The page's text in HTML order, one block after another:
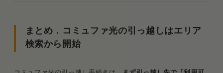
まとめ．コミュファ光の引っ越しはエリア
検索から開始